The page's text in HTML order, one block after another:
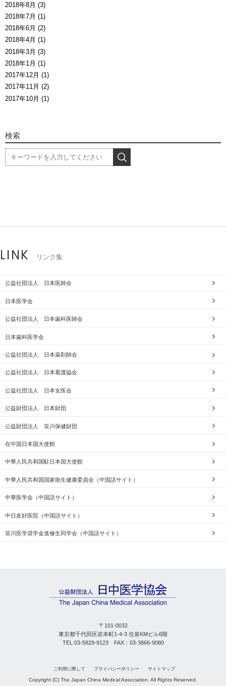
2018年8月 (3)
2018年7月 (1)
2018年6月 (2)
2018年4月 (1)
2018年3月 (3)
2018年1月 (1)
2017年12月 (1)
2017年11月 (2)
2017年10月 (1)
検索
LINK リンク集
公益社団法人 日本医師会
日本医学会
公益社団法人 日本歯科医師会
日本歯科医学会
公益社団法人 日本薬剤師会
公益社団法人 日本看護協会
公益社団法人 日本女医会
公益財団法人 日本財団
公益財団法人 笹川保健財団
在中国日本国大使館
中華人民共和国駐日本国大使館
中華人民共和国国家衛生健康委員会（中国語サイト）
中華医学会（中国語サイト）
中日友好医院（中国語サイト）
笹川医学奨学金進修生同学会（中国語サイト）
〒101-0032
東京都千代田区岩本町1-4-3 住泉KMビル6階
TEL:03-5829-9123 FAX：03-3866-9080
ご利用に際して プライバシーポリシー サイトマップ
Copyright (C) The Japan China Medical Association. All Rights Reserved.